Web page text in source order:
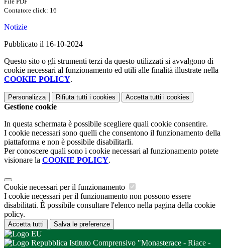
Contatore click: 16
Notizie
Pubblicato il 16-10-2024
Questo sito o gli strumenti terzi da questo utilizzati si avvalgono di
cookie necessari al funzionamento ed utili alle finalità illustrate nella
COOKIE POLICY.
Personalizza Rifiuta tutti i cookies Accetta tutti i cookies
Gestione cookie
In questa schermata è possibile scegliere quali cookie consentire.
I cookie necessari sono quelli che consentono il funzionamento della
piattaforma e non è possibile disabilitarli.
Per conoscere quali sono i cookie necessari al funzionamento potete
visionare la COOKIE POLICY.
Cookie necessari per il funzionamento
I cookie necessari per il funzionamento non possono essere
disabilitati. È possibile consultare l'elenco nella pagina della cookie
policy.
Accetta tutti Salva le preferenze
Istituto Comprensivo "Monasterace - Riace -